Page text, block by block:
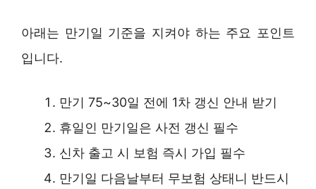
아래는 만기일 기준을 지켜야 하는 주요 포인트
입니다.
만기 75~30일 전에 1차 갱신 안내 받기
휴일인 만기일은 사전 갱신 필수
신차 출고 시 보험 즉시 가입 필수
만기일 다음날부터 무보험 상태니 반드시